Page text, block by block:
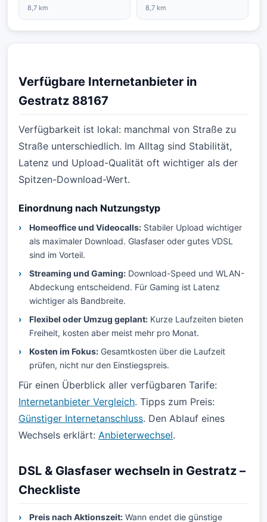
8,7 km 8,7 km
Verfügbare Internetanbieter in
Gestratz 88167
Verfügbarkeit ist lokal: manchmal von Straße zu
Straße unterschiedlich. Im Alltag sind Stabilität,
Latenz und Upload-Qualität oft wichtiger als der
Spitzen-Download-Wert.
Einordnung nach Nutzungstyp
Homeoffice und Videocalls: Stabiler Upload wichtiger
als maximaler Download. Glasfaser oder gutes VDSL
sind im Vorteil.
Streaming und Gaming: Download-Speed und WLAN-
Abdeckung entscheidend. Für Gaming ist Latenz
wichtiger als Bandbreite.
Flexibel oder Umzug geplant: Kurze Laufzeiten bieten
Freiheit, kosten aber meist mehr pro Monat.
Kosten im Fokus: Gesamtkosten über die Laufzeit
prüfen, nicht nur den Einstiegspreis.
Für einen Überblick aller verfügbaren Tarife:
Internetanbieter Vergleich. Tipps zum Preis:
Günstiger Internetanschluss. Den Ablauf eines
Wechsels erklärt: Anbieterwechsel.
DSL & Glasfaser wechseln in Gestratz –
Checkliste
Preis nach Aktionszeit: Wann endet die günstige